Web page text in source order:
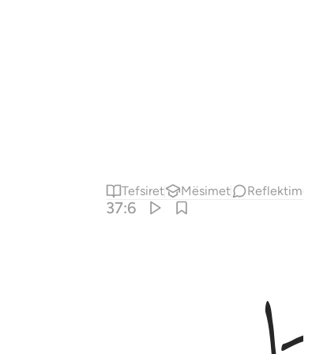
Tefsiret Mësimet Reflektime
37:6